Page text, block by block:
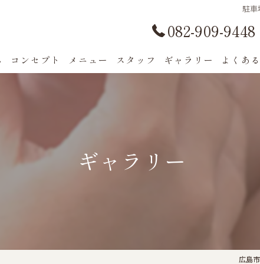
駐車
082-909-9448
コンセプト メニュー スタッフ ギャラリー よくあ
ギャラリー
広島